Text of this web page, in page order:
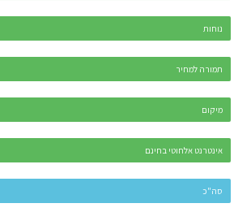
נוחות
תמורה למחיר
מיקום
אינטרנט אלחוטי בחינם
סה"כ